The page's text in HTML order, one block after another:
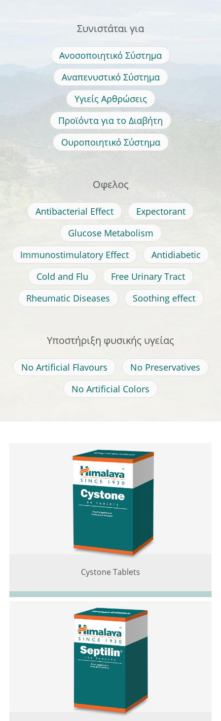
Συνιστάται για
Ανοσοποιητικό Σύστημα
Αναπενυστικό Σύστημα
Υγιείς Αρθρώσεις
Προϊόντα για το Διαβήτη
Ουροποιητικό Σύστημα
Οφελος
Antibacterial Effect
Expectorant
Glucose Metabolism
Immunostimulatory Effect
Antidiabetic
Cold and Flu
Free Urinary Tract
Rheumatic Diseases
Soothing effect
Υποστήριξη φυσικής υγείας
No Artificial Flavours
No Preservatives
No Artificial Colors
Cystone Tablets